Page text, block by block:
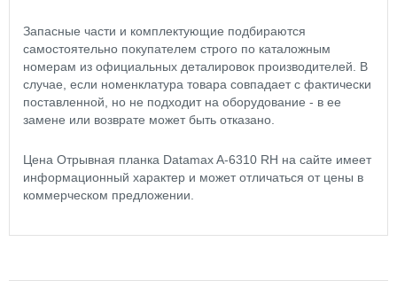
Запасные части и комплектующие подбираются
самостоятельно покупателем строго по каталожным
номерам из официальных деталировок производителей. В
случае, если номенклатура товара совпадает с фактически
поставленной, но не подходит на оборудование - в ее
замене или возврате может быть отказано.
Цена Отрывная планка Datamax A-6310 RH на сайте имеет
информационный характер и может отличаться от цены в
коммерческом предложении.